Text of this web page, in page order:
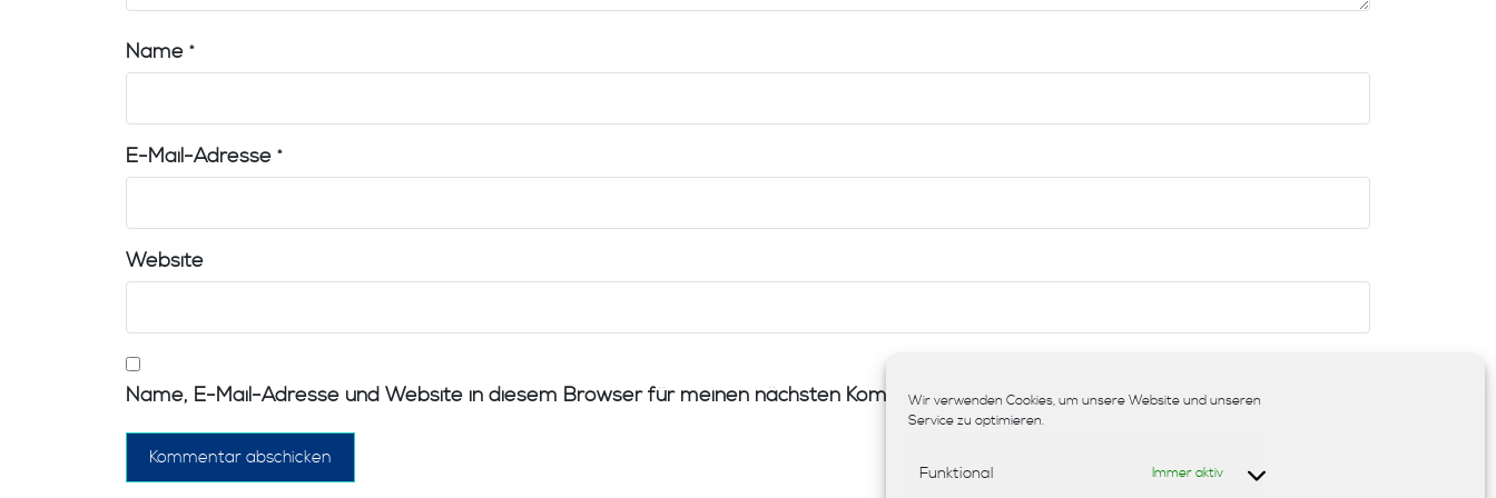
Wir verwenden Cookies, um unsere Website und unseren
Service zu optimieren.
Funktional Immer aktiv
Name*
E-Mail-Adresse*
Website
Name, E-Mail-Adresse und Website in diesem Browser für meinen nächsten Kommentar speichern.